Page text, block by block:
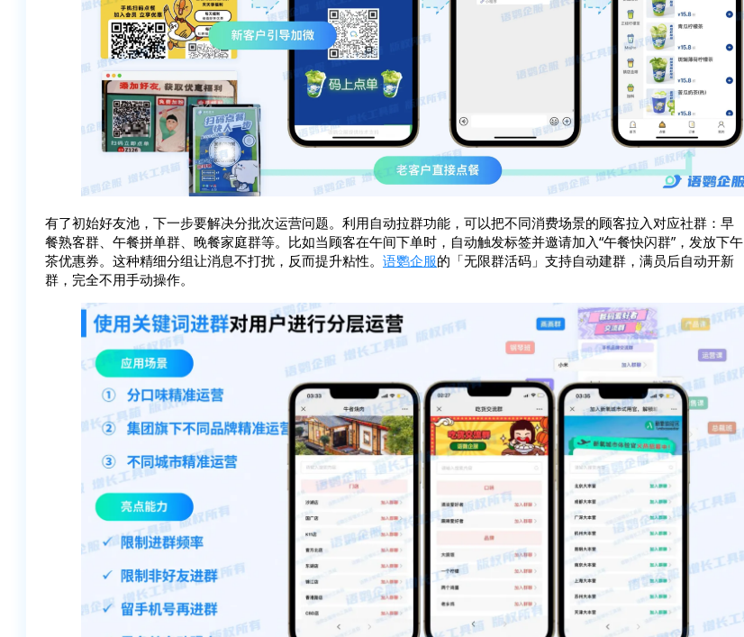
有了初始好友池，下一步要解决分批次运营问题。利用自动拉群功能，可以把不同消费场景的顾客拉入对应社群：早
餐熟客群、午餐拼单群、晚餐家庭群等。比如当顾客在午间下单时，自动触发标签并邀请加入“午餐快闪群”，发放下午
茶优惠券。这种精细分组让消息不打扰，反而提升粘性。 语鹦企服的「无限群活码」支持自动建群，满员后自动开新
群，完全不用手动操作。